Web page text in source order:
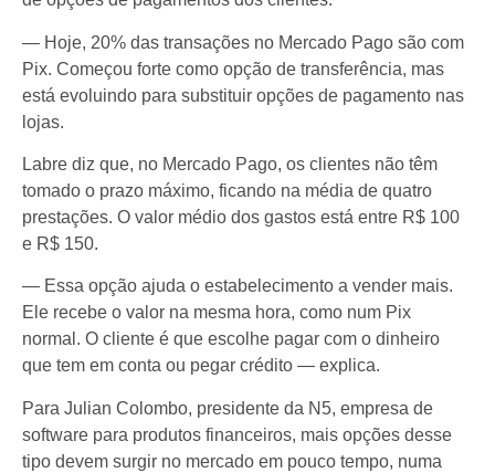
— Hoje, 20% das transações no Mercado Pago são com
Pix. Começou forte como opção de transferência, mas
está evoluindo para substituir opções de pagamento nas
lojas.
Labre diz que, no Mercado Pago, os clientes não têm
tomado o prazo máximo, ficando na média de quatro
prestações. O valor médio dos gastos está entre R$ 100
e R$ 150.
— Essa opção ajuda o estabelecimento a vender mais.
Ele recebe o valor na mesma hora, como num Pix
normal. O cliente é que escolhe pagar com o dinheiro
que tem em conta ou pegar crédito — explica.
Para Julian Colombo, presidente da N5, empresa de
software para produtos financeiros, mais opções desse
tipo devem surgir no mercado em pouco tempo, numa